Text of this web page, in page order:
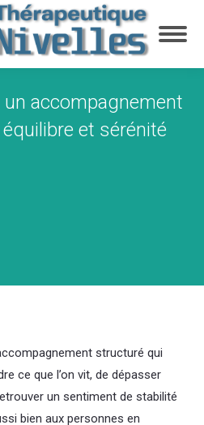
un accompagnement
et sérénité
structuré qui
ce que l’on vit, de dépasser
un sentiment de stabilité
bien aux personnes en